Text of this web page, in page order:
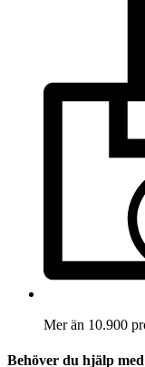
Mer än 10.900
Behöver du hjälp